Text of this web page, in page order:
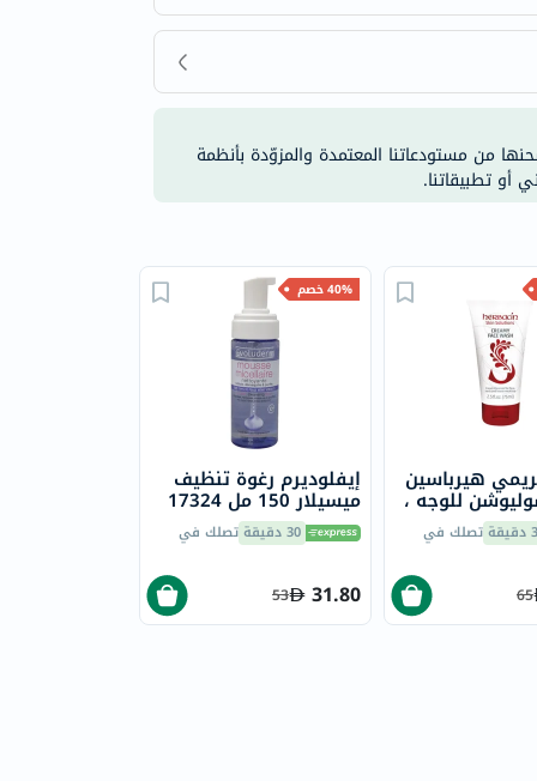
من مستودعاتنا المعتمدة والمزوّدة بأنظمة
أو تطبيقاتنا.
40% خصم
إيفلوديرم رغوة تنظيف
ميسيلار 150 مل 17324
30 دقيقة تصلك في
31.80
53
هيرباسين
للوجه ،
تصلك في
65